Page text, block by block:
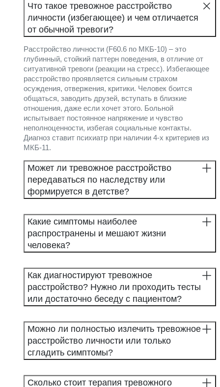
Что такое тревожное расстройство
личности (избегающее) и чем отличается
от обычной тревоги?
Расстройство личности (F60.6 по МКБ-10) – это
глубинный, стойкий паттерн поведения, в отличие от
ситуативной тревоги (реакции на стресс). Избегающее
расстройство проявляется сильным страхом
осуждения, отвержения, критики. Человек боится
общаться, заводить друзей, вступать в близкие
отношения, даже если хочет этого. Больной
испытывает постоянное напряжение и чувство
неполноценности, избегая социальные контакты.
Диагноз ставит психиатр при наличии 4-х критериев из
МКБ-11.
Может ли тревожное расстройство
передаваться по наследству или
формируется в детстве?
Какие симптомы наиболее
распространены и мешают жизни
человека?
Как диагностируют тревожное
расстройство? Нужно ли проходить тесты
или достаточно беседу с пациентом?
Можно ли полностью излечить тревожное
расстройство личности или только
сгладить симптомы?
Сколько стоит терапия тревожного